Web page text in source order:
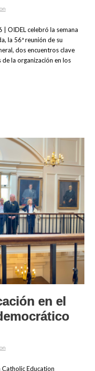
OIDEL celebró la semana
la 56ª reunión de su
dos encuentros clave
la organización en los
en el
Education